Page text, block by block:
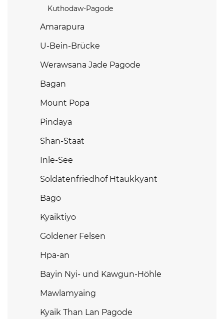
Kuthodaw-Pagode
Amarapura
U-Bein-Brücke
Werawsana Jade Pagode
Bagan
Mount Popa
Pindaya
Shan-Staat
Inle-See
Soldatenfriedhof Htaukkyant
Bago
Kyaiktiyo
Goldener Felsen
Hpa-an
Bayin Nyi- und Kawgun-Höhle
Mawlamyaing
Kyaik Than Lan Pagode